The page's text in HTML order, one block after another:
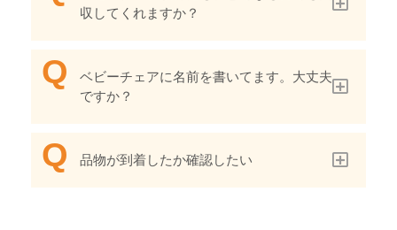
収してくれますか？
ベビーチェアに名前を書いてます。大丈夫
ですか？
品物が到着したか確認したい